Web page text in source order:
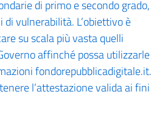
di primo e secondo grado,
vulnerabilità. L’obiettivo è
su scala più vasta quelli
affinché possa utilizzarle
fondorepubblicadigitale.it.
l’attestazione valida ai fini